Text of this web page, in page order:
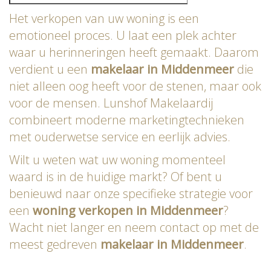
Het verkopen van uw woning is een
emotioneel proces. U laat een plek achter
waar u herinneringen heeft gemaakt. Daarom
verdient u een makelaar in Middenmeer die
niet alleen oog heeft voor de stenen, maar ook
voor de mensen. Lunshof Makelaardij
combineert moderne marketingtechnieken
met ouderwetse service en eerlijk advies.
Wilt u weten wat uw woning momenteel
waard is in de huidige markt? Of bent u
benieuwd naar onze specifieke strategie voor
een woning verkopen in Middenmeer?
Wacht niet langer en neem contact op met de
meest gedreven makelaar in Middenmeer.